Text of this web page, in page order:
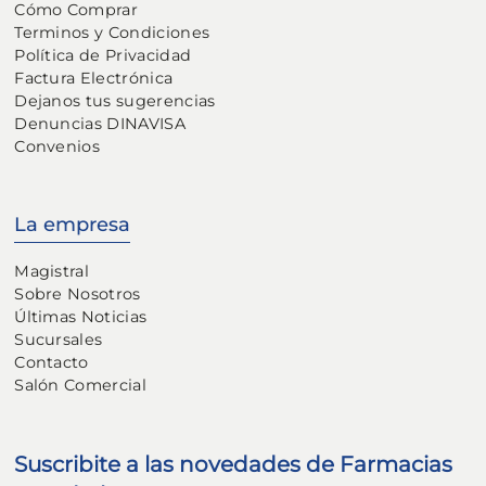
Cómo Comprar
Terminos y Condiciones
Política de Privacidad
Factura Electrónica
Dejanos tus sugerencias
Denuncias DINAVISA
Convenios
La empresa
Magistral
Sobre Nosotros
Últimas Noticias
Sucursales
Contacto
Salón Comercial
Suscribite a las novedades de Farmacias